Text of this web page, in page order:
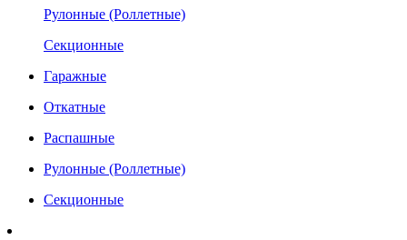
Рулонные (Роллетные)
Секционные
Гаражные
Откатные
Распашные
Рулонные (Роллетные)
Секционные